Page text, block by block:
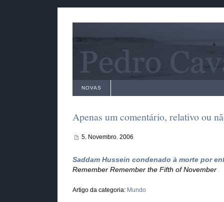
NOVAS
Apenas um comentário, relativo ou
5. Novembro. 2006
Saddam Hussein condenado à morte por
Remember Remember the Fifth of November
Artigo da categoria: Mundo